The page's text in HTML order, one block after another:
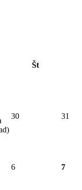
Št
30 31
6
7